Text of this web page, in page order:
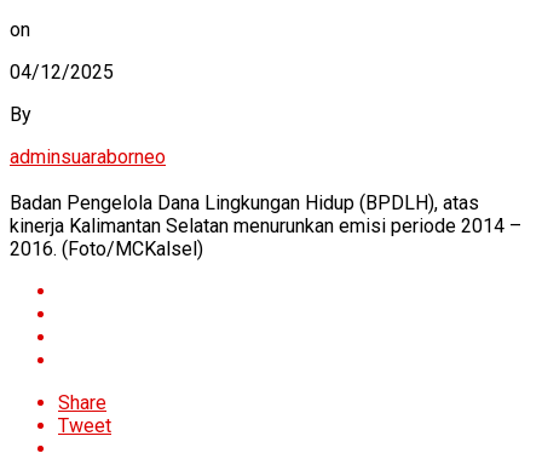
on
04/12/2025
By
adminsuaraborneo
Badan Pengelola Dana Lingkungan Hidup (BPDLH), atas
kinerja Kalimantan Selatan menurunkan emisi periode 2014 –
2016. (Foto/MCKalsel)
Share
Tweet